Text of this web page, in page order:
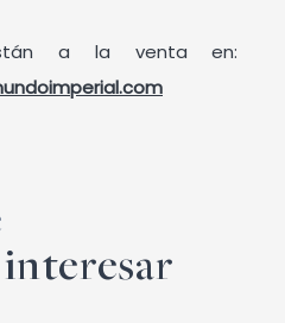
a la venta en: